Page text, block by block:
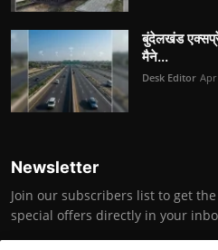
बुंदेलखंड
मैने...
Desk Editor Apr
Newsletter
Join our subscribers list to get
special offers directly in your